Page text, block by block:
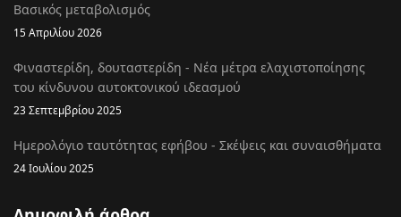
Βασικός μεταβολισμός
15 Απριλίου 2026
Φιναστερίδη, δουταστερίδη - Νέα μέτρα ελαχιστοποίησης
του κίνδυνου αυτοκτονικού ιδεασμού
23 Σεπτεμβρίου 2025
Ημερολόγιο ταυτότητας εφήβου - Σκέψεις και συναισθήματα
24 Ιουλίου 2025